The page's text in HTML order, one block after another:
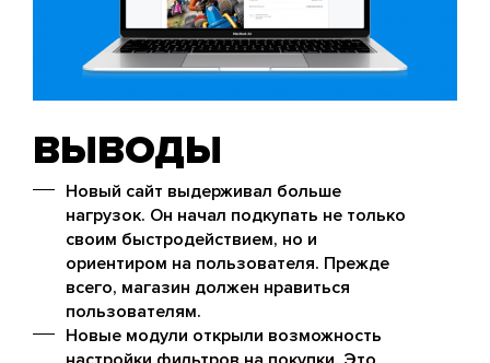
ВЫВОДЫ
Новый сайт выдерживал больше
нагрузок. Он начал подкупать не только
своим быстродействием, но и
ориентиром на пользователя. Прежде
всего, магазин должен нравиться
пользователям.
Новые модули открыли возможность